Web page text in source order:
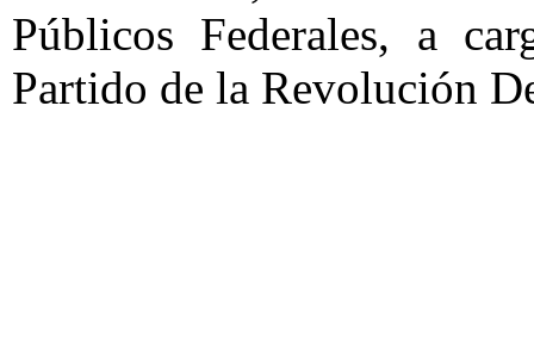
Públicos Federales, a
Partido de la Revolución